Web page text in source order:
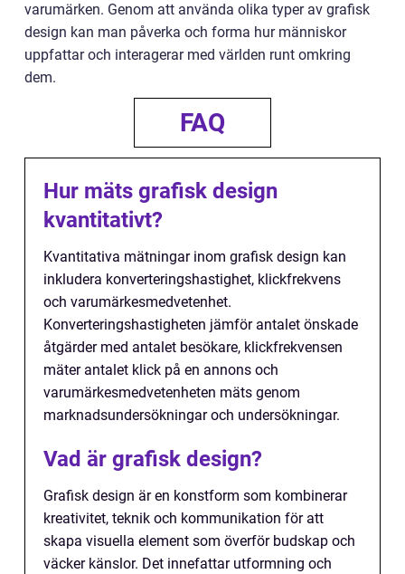
varumärken. Genom att använda olika typer av grafisk
design kan man påverka och forma hur människor
uppfattar och interagerar med världen runt omkring
dem.
FAQ
Hur mäts grafisk design
kvantitativt?
Kvantitativa mätningar inom grafisk design kan
inkludera konverteringshastighet, klickfrekvens
och varumärkesmedvetenhet.
Konverteringshastigheten jämför antalet önskade
åtgärder med antalet besökare, klickfrekvensen
mäter antalet klick på en annons och
varumärkesmedvetenheten mäts genom
marknadsundersökningar och undersökningar.
Vad är grafisk design?
Grafisk design är en konstform som kombinerar
kreativitet, teknik och kommunikation för att
skapa visuella element som överför budskap och
väcker känslor. Det innefattar utformning och